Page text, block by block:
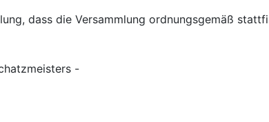
dass die Versammlung ordnungsgemäß
-